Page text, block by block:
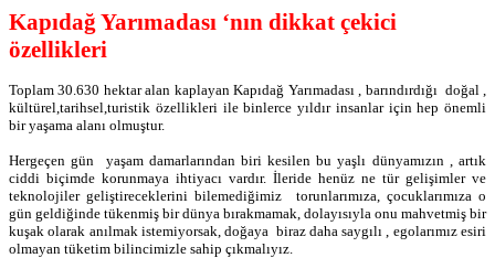
Kapıdağ Yarımadası ‘nın dikkat çekici
özellikleri
Toplam 30.630 hektar alan kaplayan Kapıdağ Yarımadası , barındırdığı doğal ,
kültürel,tarihsel,turistik özellikleri ile binlerce yıldır insanlar için hep önemli
bir yaşama alanı olmuştur.
Hergeçen gün
yaşam damarlarından biri kesilen bu yaşlı dünyamızın , artık
ciddi biçimde korunmaya ihtiyacı vardır. İleride henüz ne tür gelişimler ve
teknolojiler geliştireceklerini bilemediğimiz
torunlarımıza, çocuklarımıza o
gün geldiğinde tükenmiş bir dünya bırakmamak, dolayısıyla onu mahvetmiş bir
kuşak olarak anılmak istemiyorsak, doğaya biraz daha saygılı , egolarımız esiri
olmayan tüketim bilincimizle sahip çıkmalıyız.